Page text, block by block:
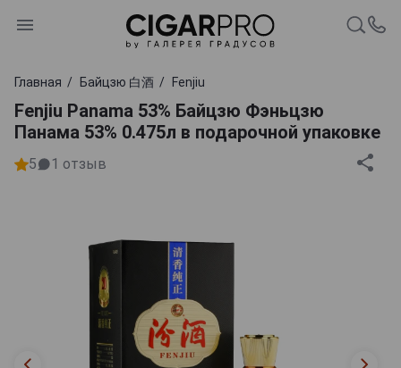
Главная Байцзю 白酒 Fenjiu
Fenjiu Panama 53% Байцзю Фэньцзю
Панама 53% 0.475л в подарочной упаковке
5 1 отзыв